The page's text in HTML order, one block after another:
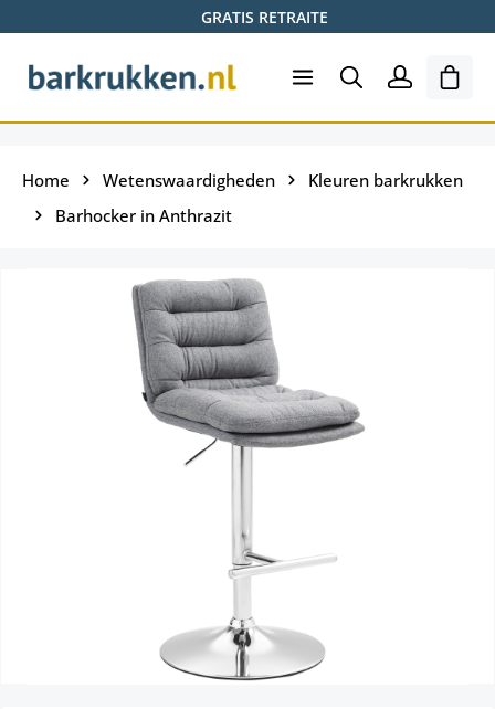
GRATIS RETRAITE
Home Wetenswaardigheden
Kleuren barkrukken
Barhocker in Anthrazit